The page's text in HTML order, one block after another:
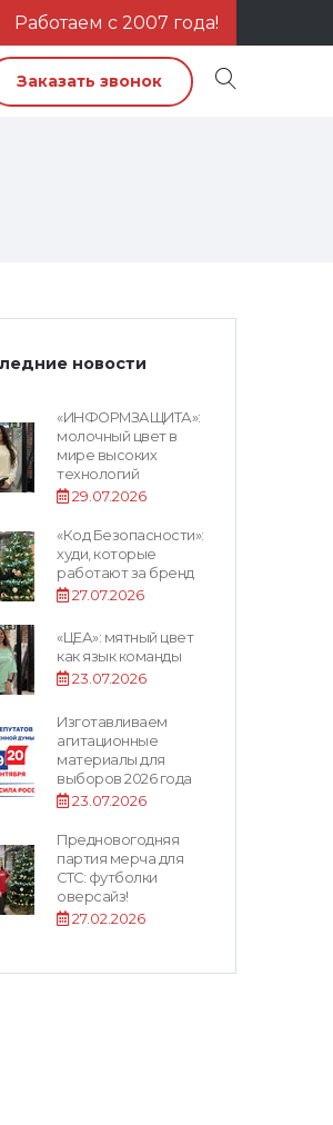
Работаем с 2007 года!
Заказать звонок
новости
«ИНФОРМЗАЩИТА»:
молочный цвет в
мире высоких
технологий
29.07.2026
«Код Безопасности»:
худи, которые
работают за бренд
27.07.2026
«ЦЕА»: мятный цвет
как язык команды
23.07.2026
Изготавливаем
агитационные
материалы для
выборов 2026 года
23.07.2026
Предновогодняя
партия мерча для
СТС: футболки
оверсайз!
27.02.2026